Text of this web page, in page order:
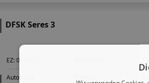
DFSK Seres 3
EZ:06/2022
Automatik